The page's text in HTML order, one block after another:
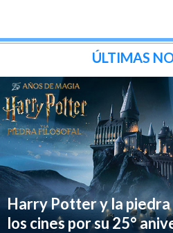
ÚLTIMAS
Harry Potter y la
los cines por su 25°